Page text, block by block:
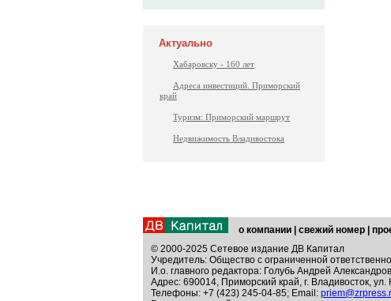
Актуально
Хабаровску - 160 лет
Адреса инвестиций. Приморский
край
Туризм: Приморский маршрут
Недвижимость Владивостока
о компании свежий номер
© 2000-2025 Сетевое издание ДВ Капитал
Учредитель: Общество с ограниченной
И.о. главного редактора: Голубь Андрей
Адрес: 690014, Приморский край, г. Владивосток,
Телефоны: +7 (423) 245-04-85; Email: